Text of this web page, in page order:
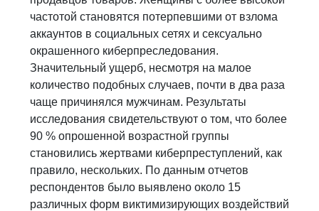
частотой становятся потерпевшими от взлома
аккаунтов в социальных сетях и сексуально
окрашенного киберпреследования.
Значительный ущерб, несмотря на малое
количество подобных случаев, почти в два раза
чаще причинялся мужчинам. Результаты
исследования свидетельствуют о том, что более
90 % опрошенной возрастной группы
становились жертвами киберпреступлений, как
правило, нескольких. По данным отчетов
респондентов было выявлено около 15
различных форм виктимизирующих воздействий